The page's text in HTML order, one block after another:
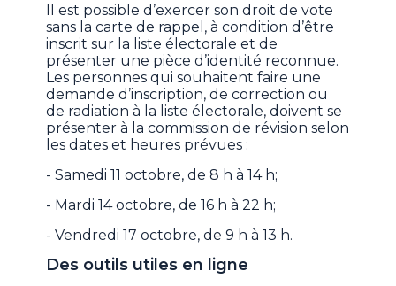
Il est possible d’exercer son droit de vote
sans la carte de rappel, à condition d’être
inscrit sur la liste électorale et de
présenter une pièce d’identité reconnue.
Les personnes qui souhaitent faire une
demande d’inscription, de correction ou
de radiation à la liste électorale, doivent se
présenter à la commission de révision selon
les dates et heures prévues :
- Samedi 11 octobre, de 8 h à 14 h;
- Mardi 14 octobre, de 16 h à 22 h;
- Vendredi 17 octobre, de 9 h à 13 h.
Des outils utiles en ligne